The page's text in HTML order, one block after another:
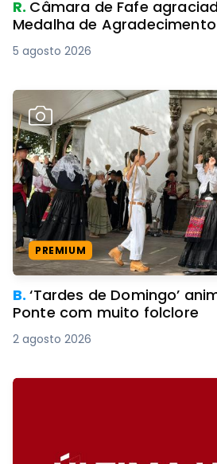
R. Câmara de Fafe agraciada
Medalha de Agradecimento
5 agosto 2026
PREMIUM
B.‘Tardes de Domingo’
Ponte com muito folclore
2 agosto 2026